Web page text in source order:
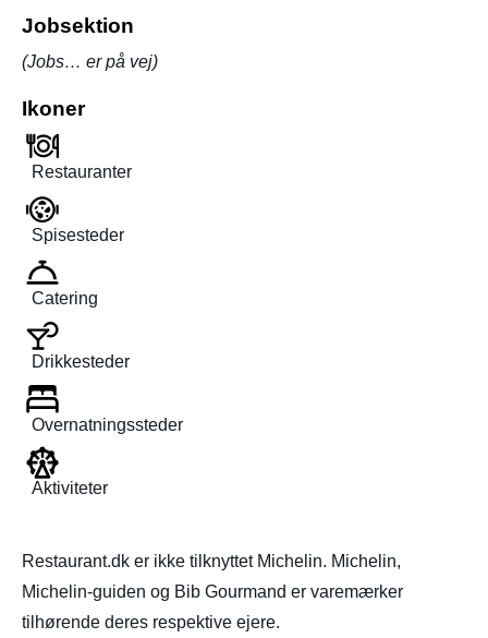
Jobsektion
(Jobs… er på vej)
Ikoner
Restauranter
Spisesteder
Catering
Drikkesteder
Overnatningssteder
Aktiviteter
Restaurant.dk er ikke tilknyttet Michelin. Michelin,
Michelin-guiden og Bib Gourmand er varemærker
tilhørende deres respektive ejere.